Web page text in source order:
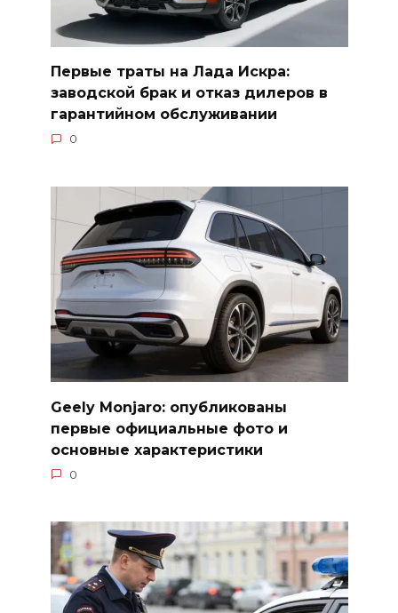
Первые траты на Лада Искра:
заводской брак и отказ дилеров в
гарантийном обслуживании
0
Geely Monjaro: опубликованы
первые официальные фото и
основные характеристики
0